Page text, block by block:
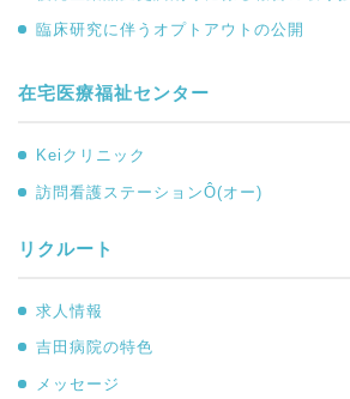
臨床研究に伴うオプトアウトの公開
在宅医療福祉センター
Keiクリニック
訪問看護ステーションÔ(オー)
リクルート
求人情報
吉田病院の特色
メッセージ